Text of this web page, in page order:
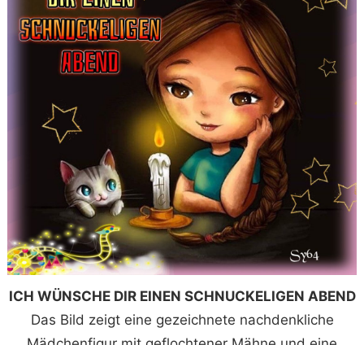
ICH WÜNSCHE DIR EINEN SCHNUCKELIGEN ABEND
Das Bild zeigt eine gezeichnete nachdenkliche